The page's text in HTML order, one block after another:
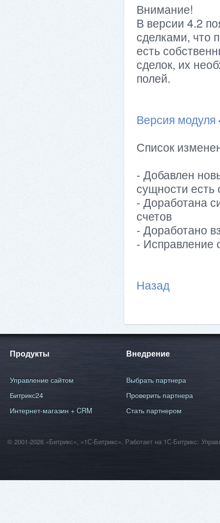
Внимание!
В версии 4.2
сделками, что
есть
сделок, их
полей.
Версия модуля
Список
- Добавлен
сущности
- Доработана
счетов
- Доработано
- Исправление
Назад
Продукты
Управление сайтом
Битрикс24
Интернет-магазин + CRM
Внедрение
Выбрать партнера
Проверить партнера
Стать партнером
© 2001-2026 «Битрикс», «1С-Битрикс». Работает на 1С-Битрикс: